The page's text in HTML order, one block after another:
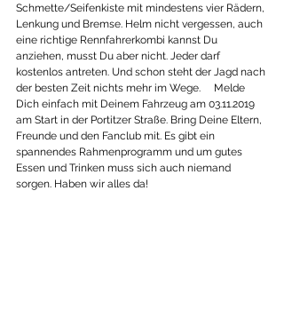
Schmette/Seifenkiste mit mindestens vier Rädern,
Lenkung und Bremse. Helm nicht vergessen, auch
eine richtige Rennfahrerkombi kannst Du
anziehen, musst Du aber nicht. Jeder darf
kostenlos antreten. Und schon steht der Jagd nach
der besten Zeit nichts mehr im Wege.     Melde
Dich einfach mit Deinem Fahrzeug am 03.11.2019
am Start in der Portitzer Straße. Bring Deine Eltern,
Freunde und den Fanclub mit. Es gibt ein
spannendes Rahmenprogramm und um gutes
Essen und Trinken muss sich auch niemand
sorgen. Haben wir alles da!